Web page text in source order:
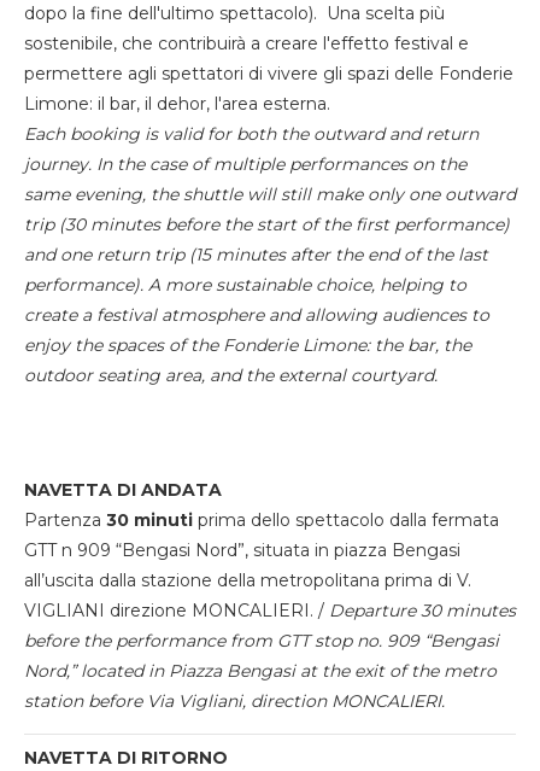
dopo la fine dell'ultimo spettacolo). Una scelta più
sostenibile, che contribuirà a creare l'effetto festival e
permettere agli spettatori di vivere gli spazi delle Fonderie
Limone: il bar, il dehor, l'area esterna.
Each booking is valid for both the outward and return
journey. In the case of multiple performances on the
same evening, the shuttle will still make only one outward
trip (30 minutes before the start of the first performance)
and one return trip (15 minutes after the end of the last
performance). A more sustainable choice, helping to
create a festival atmosphere and allowing audiences to
enjoy the spaces of the Fonderie Limone: the bar, the
outdoor seating area, and the external courtyard.
NAVETTA DI ANDATA
Partenza 30 minuti prima dello spettacolo dalla fermata
GTT n 909 “Bengasi Nord”, situata in piazza Bengasi
all’uscita dalla stazione della metropolitana prima di V.
VIGLIANI direzione MONCALIERI. / Departure 30 minutes
before the performance from GTT stop no. 909 “Bengasi
Nord,” located in Piazza Bengasi at the exit of the metro
station before Via Vigliani, direction MONCALIERI.
NAVETTA DI RITORNO